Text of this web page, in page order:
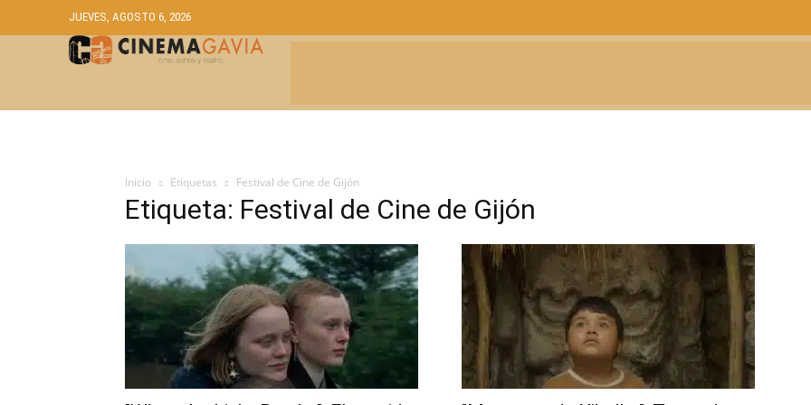
JUEVES, AGOSTO 6, 2026
Inicio Etiquetas Festival de Cine de Gijón
Etiqueta: Festival de Cine de Gijón